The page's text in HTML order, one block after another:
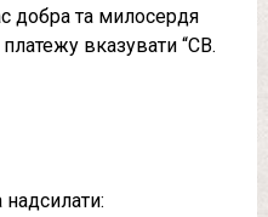
добра та милосердя
вказувати “СВ.